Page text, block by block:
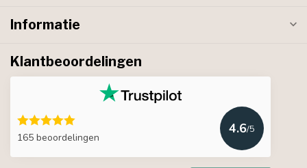
Informatie
Klantbeoordelingen
165 beoordelingen
4.6/5